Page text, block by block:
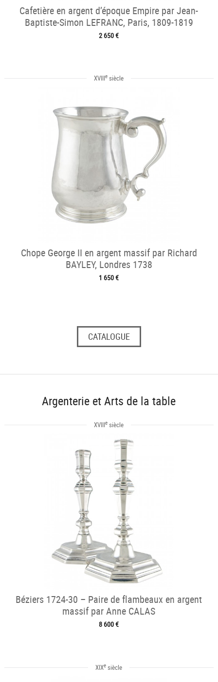
Cafetière en argent d’époque Empire par Jean-
Baptiste-Simon LEFRANC, Paris, 1809-1819
2 650 €
XVIIIe siècle
Chope George II en argent massif par Richard
BAYLEY, Londres 1738
1 650 €
CATALOGUE
Argenterie et Arts de la table
XVIIIe siècle
Béziers 1724-30 – Paire de flambeaux en argent
massif par Anne CALAS
8 600 €
XIXe siècle